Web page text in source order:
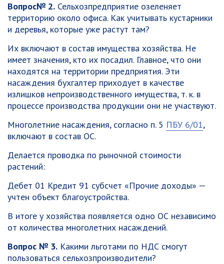
Вопрос№ 2. Сельхозпредприятие озеленяет
территорию около офиса. Как учитывать кустарники
и деревья, которые уже растут там?
Их включают в состав имущества хозяйства. Не
имеет значения, кто их посадил. Главное, что они
находятся на территории предприятия. Эти
насаждения бухгалтер приходует в качестве
излишков непроизводственного имущества, т. к. в
процессе производства продукции они не участвуют.
Многолетние насаждения, согласно п. 5 ПБУ 6/01,
включают в состав ОС.
Делается проводка по рыночной стоимости
растений:
Дебет 01 Кредит 91 субсчет «Прочие доходы» —
учтен объект благоустройства.
В итоге у хозяйства появляется одно ОС независимо
от количества многолетних насаждений.
Вопрос № 3. Какими льготами по НДС смогут
пользоваться сельхозпроизводители?